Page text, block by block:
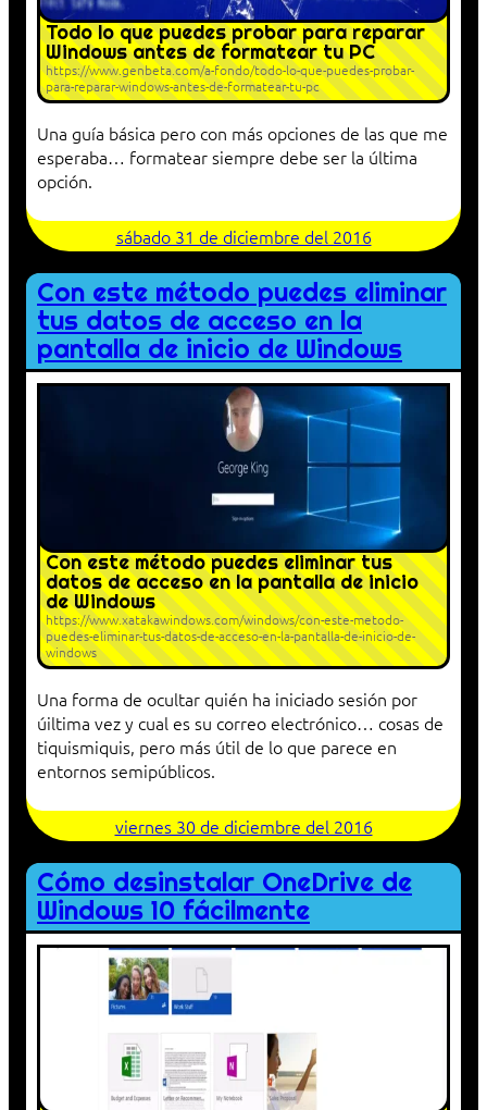
Todo lo que puedes probar para reparar
Windows antes de formatear tu PC
https://www.genbeta.com/a-fondo/todo-lo-que-puedes-probar-
para-reparar-windows-antes-de-formatear-tu-pc
Una guía básica pero con más opciones de las que me
esperaba… formatear siempre debe ser la última
opción.
sábado 31 de diciembre del 2016
Con este método puedes eliminar
tus datos de acceso en la
pantalla de inicio de Windows
Con este método puedes eliminar tus
datos de acceso en la pantalla de inicio
de Windows
https://www.xatakawindows.com/windows/con-este-metodo-
puedes-eliminar-tus-datos-de-acceso-en-la-pantalla-de-inicio-de-
windows
Una forma de ocultar quién ha iniciado sesión por
úiltima vez y cual es su correo electrónico… cosas de
tiquismiquis, pero más útil de lo que parece en
entornos semipúblicos.
viernes 30 de diciembre del 2016
Cómo desinstalar OneDrive de
Windows 10 fácilmente